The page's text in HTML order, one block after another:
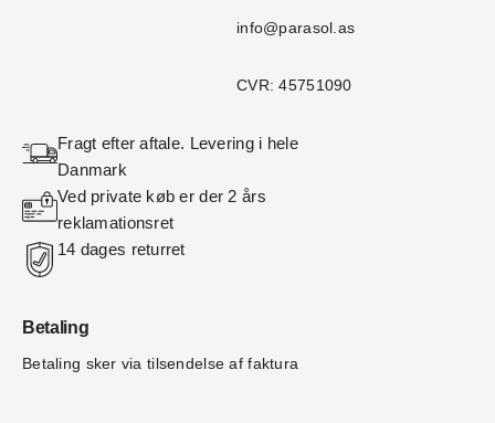
info@parasol.as
CVR: 45751090
Fragt efter aftale. Levering i hele
Danmark
Ved private køb er der 2 års
reklamationsret
14 dages returret
Betaling
Betaling sker via tilsendelse af faktura